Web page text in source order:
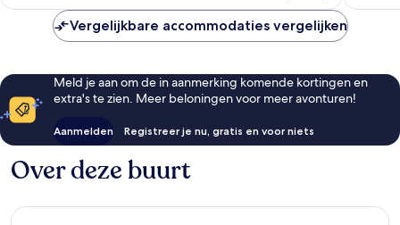
Vergelijkbare accommodaties vergelijken
Meld je aan om de in aanmerking komende kortingen en
extra's te zien. Meer beloningen voor meer avonturen!
Aanmelden Registreer je nu, gratis en voor niets
Over deze buurt